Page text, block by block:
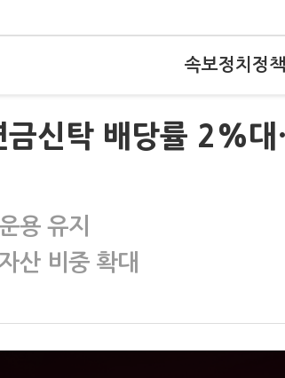
속보정치 정책
금신탁 배당률 2%
용 유지
산 비중 확대